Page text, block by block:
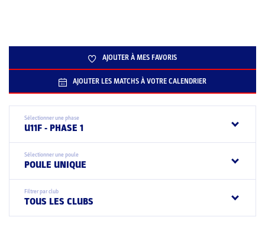
AJOUTER À MES FAVORIS
AJOUTER LES MATCHS À VOTRE CALENDRIER
Sélectionner une phase
U11F - PHASE 1
Sélectionner une poule
POULE UNIQUE
Filtrer par club
TOUS LES CLUBS